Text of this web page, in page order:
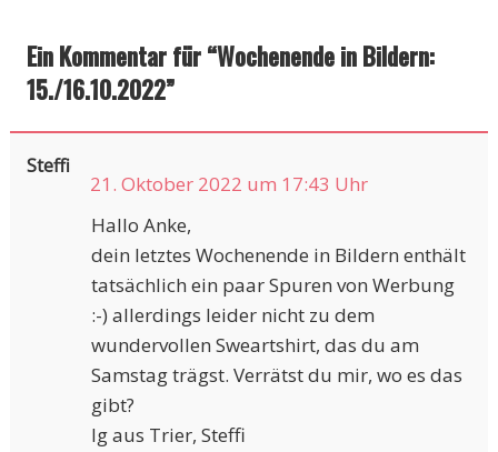
Ein Kommentar für “Wochenende in Bildern:
15./16.10.2022”
Steffi
21. Oktober 2022 um 17:43 Uhr
Hallo Anke,
dein letztes Wochenende in Bildern enthält
tatsächlich ein paar Spuren von Werbung
:-) allerdings leider nicht zu dem
wundervollen Sweartshirt, das du am
Samstag trägst. Verrätst du mir, wo es das
gibt?
lg aus Trier, Steffi